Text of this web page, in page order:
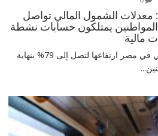
معدلات الشمول المالي تواصل
لتصل 79% من المواطنين يمتلكون حسابات نشطة
مالية
واصلت معدلات الشمول المالي في مصر ارتفاعها لتصل إلى 79% بنهاية